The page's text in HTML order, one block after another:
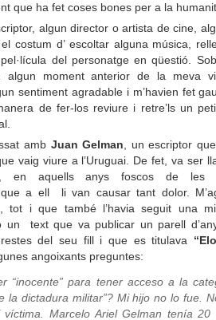
que ha fet coses bones per a la
algun director o artista de cine,
costum d’ escoltar alguna música,
del personatge en qüestió.
moment anterior de la meva
sentiment agradable i m’havien fet
de fer-los reviure i retre’ls un
amb Juan Gelman, un escriptor
vaig viure a l’Uruguai. De fet, va ser
en aquells anys foscos de les
que a ell li van causar tant dolor.
tot i que també l’havia seguit una
un text que va publicar un parell
del seu fill i que es titulava
angoixants preguntes:
“inocente” para tener acceso a la
la dictadura militar”? Mi hijo no lo fue.
víctima. Marcelo Ariel Gelman tenía 20